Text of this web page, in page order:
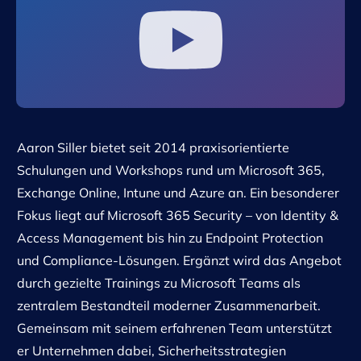
Aaron Siller bietet seit 2014 praxisorientierte
Schulungen und Workshops rund um Microsoft 365,
Exchange Online, Intune und Azure an. Ein besonderer
Fokus liegt auf Microsoft 365 Security – von Identity &
Access Management bis hin zu Endpoint Protection
und Compliance-Lösungen. Ergänzt wird das Angebot
durch gezielte Trainings zu Microsoft Teams als
zentralem Bestandteil moderner Zusammenarbeit.
Gemeinsam mit seinem erfahrenen Team unterstützt
er Unternehmen dabei, Sicherheitsstrategien